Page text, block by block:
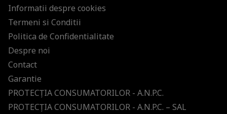
Informatii despre cookies
Termeni si Conditii
Politica de Confidentialitate
Despre noi
Contact
Garantie
PROTECŢIA CONSUMATORILOR - A.N.P.C.
PROTECŢIA CONSUMATORILOR - A.N.P.C. – SAL